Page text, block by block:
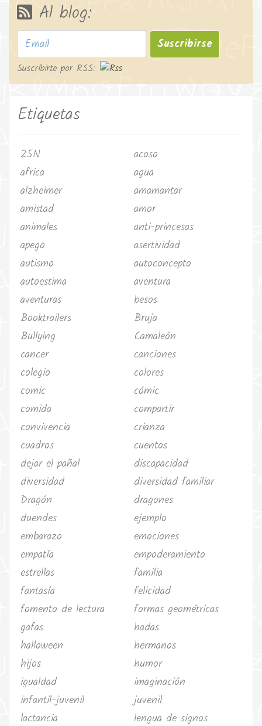
Al blog:
Suscribirse
Suscribirte por RSS:
Etiquetas
25N
acoso
africa
agua
alzheimer
amamantar
amistad
amor
animales
anti-princesas
apego
asertividad
autismo
autoconcepto
autoestima
aventura
aventuras
besos
Booktrailers
Bruja
Bullying
Camaleón
cancer
canciones
colegio
colores
comic
cómic
comida
compartir
convivencia
crianza
cuadros
cuentos
dejar el pañal
discapacidad
diversidad
diversidad familiar
Dragón
dragones
duendes
ejemplo
embarazo
emociones
empatía
empoderamiento
estrellas
familia
fantasía
felicidad
fomento de lectura
formas geométricas
gafas
hadas
halloween
hermanos
hijos
humor
igualdad
imaginación
infantil-juvenil
juvenil
lactancia
lengua de signos